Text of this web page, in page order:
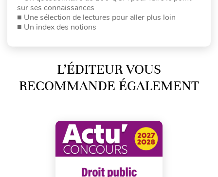
sur ses connaissances
■ Une sélection de lectures pour aller plus loin
■ Un index des notions
L’ÉDITEUR VOUS
RECOMMANDE ÉGALEMENT